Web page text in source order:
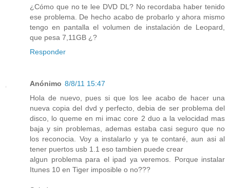
¿Cómo que no te lee DVD DL? No recordaba haber tenido
ese problema. De hecho acabo de probarlo y ahora mismo
tengo en pantalla el volumen de instalación de Leopard,
que pesa 7,11GB ¿?
Responder
Anónimo 8/8/11 15:47
Hola de nuevo, pues si que los lee acabo de hacer una
nueva copia del dvd y perfecto, debia de ser problema del
disco, lo queme en mi imac core 2 duo a la velocidad mas
baja y sin problemas, ademas estaba casi seguro que no
los reconocia. Voy a instalarlo y ya te contaré, aun asi al
tener puertos usb 1.1 eso tambien puede crear
algun problema para el ipad ya veremos. Porque instalar
Itunes 10 en Tiger imposible o no???